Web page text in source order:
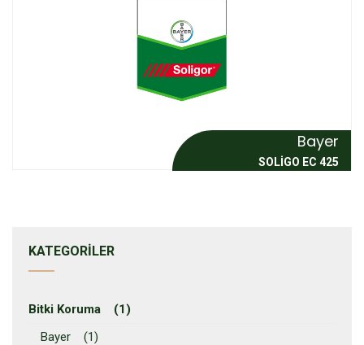
Bayer
SOLIGO EC 425
KATEGORILER
Bitki Koruma (1)
Bayer (1)